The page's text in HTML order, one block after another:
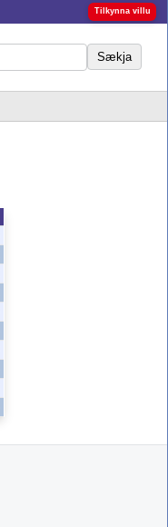
Tilkynna villu
Sækja